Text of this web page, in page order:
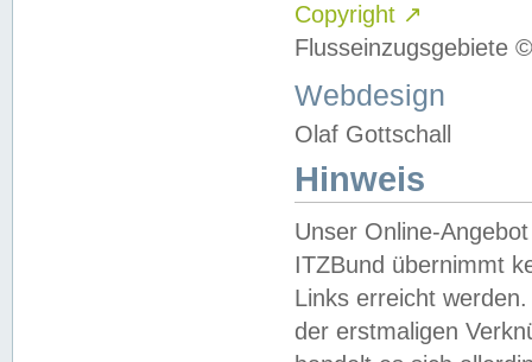
Copyright ↗
Flusseinzugsgebiete
Webdesign
Olaf Gottschall
Hinweis
Unser Online-
ITZBund übernimmt
Links erreicht
der erstmaligen